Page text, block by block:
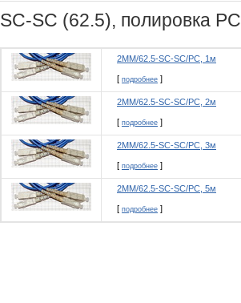
SC-SC (62.5), полировка PC
2MM/62.5-SC-SC/PC, 1м
[ подробнее ]
2MM/62.5-SC-SC/PC, 2м
[ подробнее ]
2MM/62.5-SC-SC/PC, 3м
[ подробнее ]
2MM/62.5-SC-SC/PC, 5м
[ подробнее ]